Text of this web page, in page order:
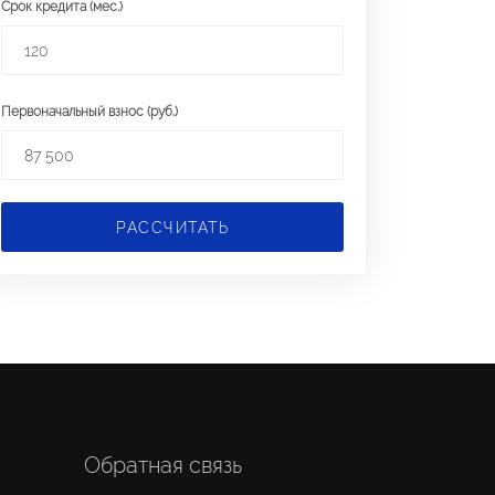
Срок кредита (мес.)
Первоначальный взнос (руб.)
РАССЧИТАТЬ
Обратная связь